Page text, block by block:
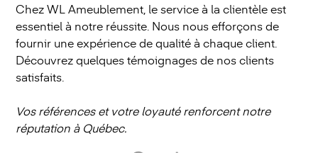
Chez WL Ameublement, le service à la clientèle est
essentiel à notre réussite. Nous nous efforçons de
fournir une expérience de qualité à chaque client.
Découvrez quelques témoignages de nos clients
satisfaits.
Vos références et votre loyauté renforcent notre
réputation à Québec.